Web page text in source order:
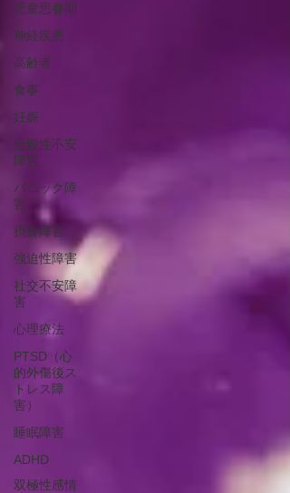
児童思春期
神経疾患
高齢者
食事
妊娠
全般性不安
障害
パニック障
害
摂食障害
強迫性障害
社交不安障
害
心理療法
PTSD（心
的外傷後ス
トレス障
害）
睡眠障害
ADHD
双極性感情